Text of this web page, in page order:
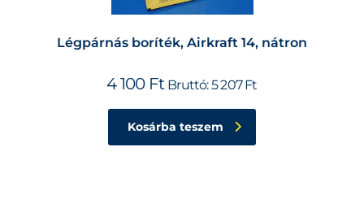
Légpárnás boríték, Airkraft 14, nátron
4 100 Ft Bruttó:5 207Ft
Kosárba teszem